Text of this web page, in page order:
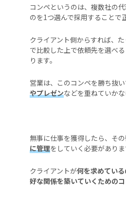
コンペというのは、複数社の
のを1つ選んで採用することで
クライアント側からすれば、
で比較した上で依頼先を選べ
ります。
営業は、このコンペを勝ち抜
やプレゼンなどを重ねていか
無事に仕事を獲得したら、そ
に管理をしていく必要がありま
クライアントが何を求めてい
好な関係を築いていくための